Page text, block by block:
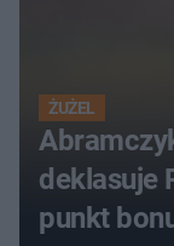
ŻUŻEL
deklasuje
punkt